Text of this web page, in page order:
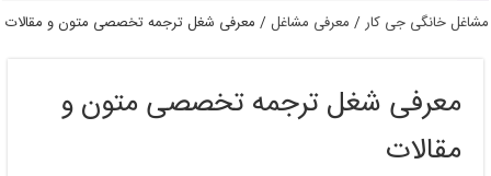
مشاغل خانگی جی کار/ معرفی مشاغل/ معرفی شغل ترجمه تخصصی متون و مقالات
معرفی شغل ترجمه تخصصی متون و
مقالات